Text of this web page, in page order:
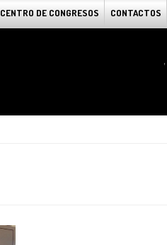
CENTRO DE CONGRESOS CONTACTOS